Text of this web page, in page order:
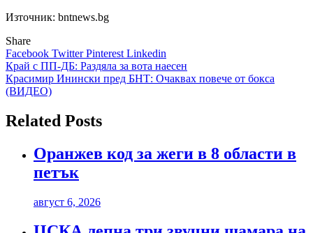
Източник: bntnews.bg
Share
Facebook TwitterPinterest Linkedin
Навигация
Край с ПП-ДБ: Раздяла за вота наесен
Красимир Инински пред БНТ: Очаквах повече от бокса
(ВИДЕО)
Related Posts
Оранжев код за жеги в 8 области в
петък
август 6, 2026